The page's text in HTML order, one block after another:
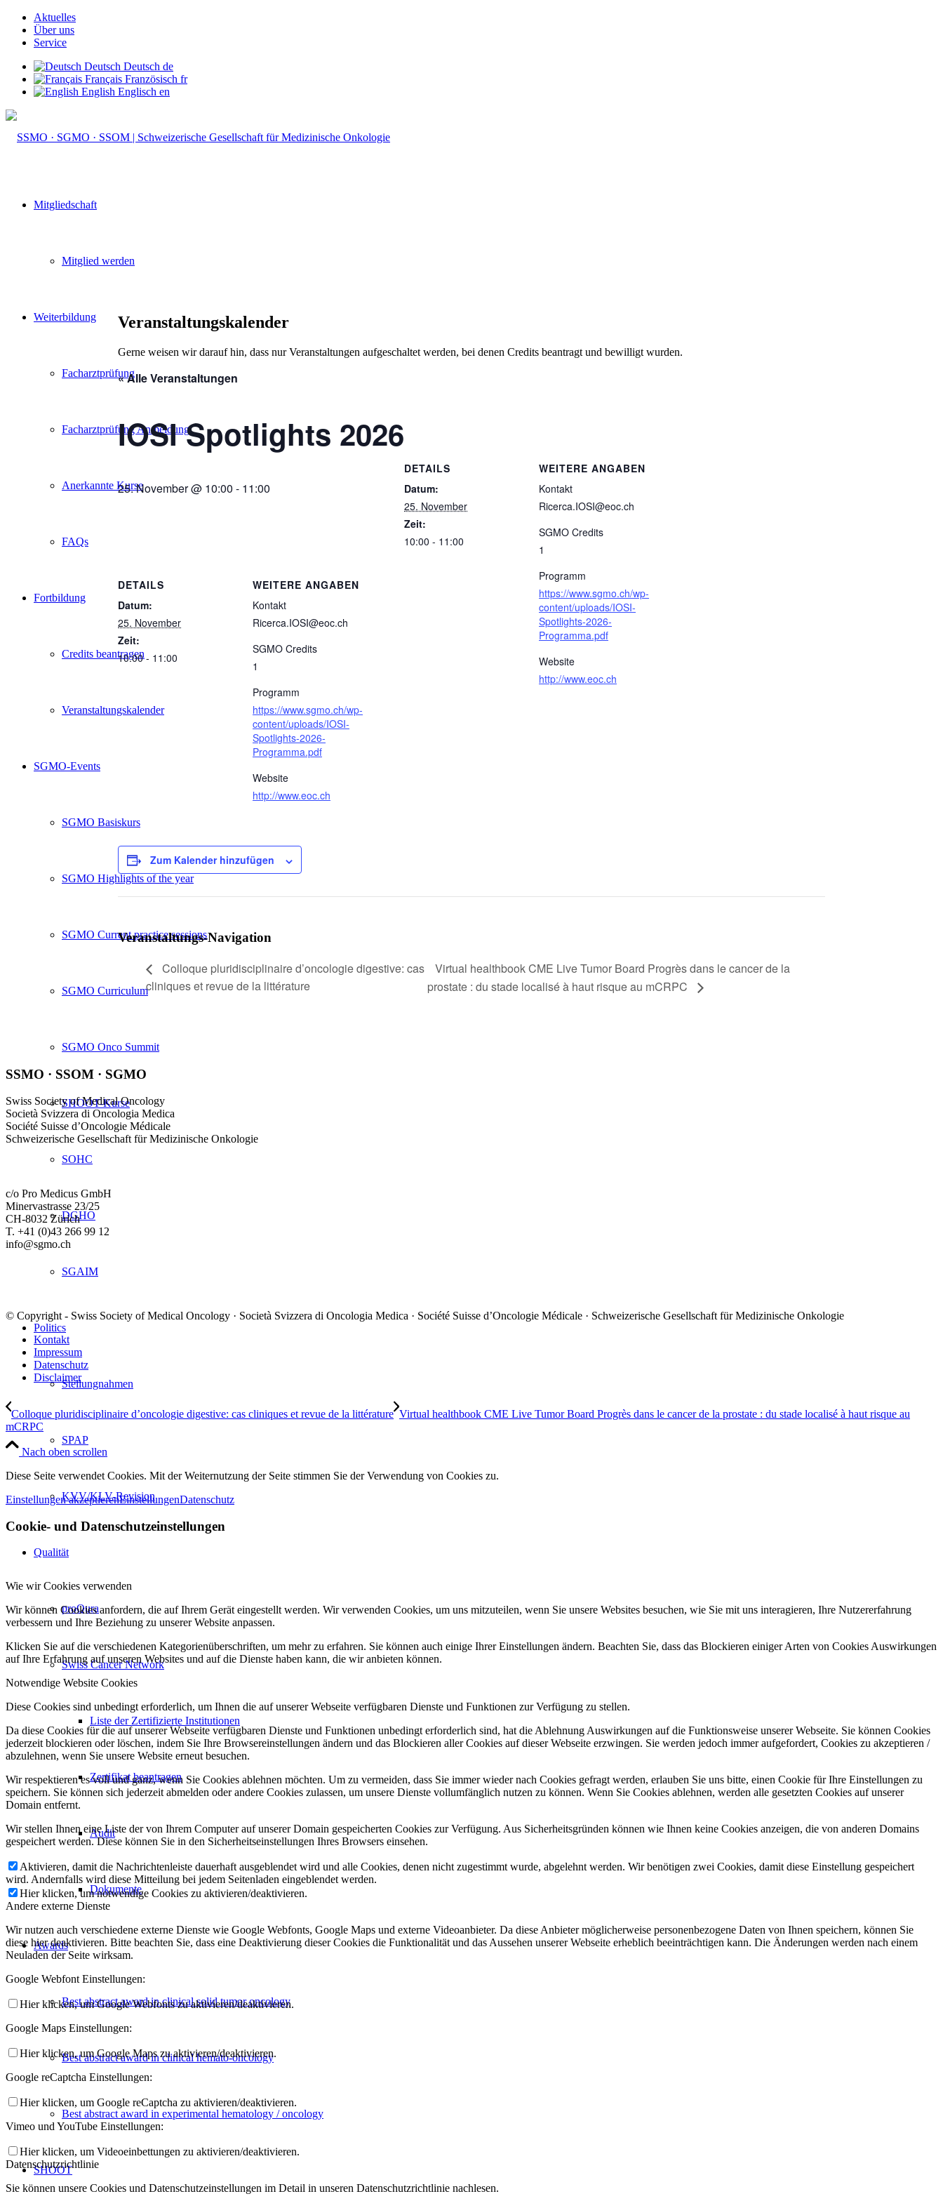
Aktuelles
Über uns
Service
Deutsch Deutsch de
Français Französisch fr
English Englisch en
Mitgliedschaft
Mitglied werden
Weiterbildung
Facharztprüfung
Facharztprüfung Anmeldung
Anerkannte Kurse
FAQs
Fortbildung
Credits beantragen
Veranstaltungskalender
SGMO-Events
SGMO Basiskurs
SGMO Highlights of the year
SGMO Current practice sessions
SGMO Curriculum
SGMO Onco Summit
SHOOT-Kurse
SOHC
DGHO
SGAIM
Politics
Stellungnahmen
SPAP
KVV/KLV-Revision
Qualität
proQura
Swiss Cancer Network
Liste der Zertifizierte Institutionen
Zertifikat beantragen
Audit
Dokumente
Awards
Best abstract award in clinical solid tumor oncology
Best abstract award in clinical hemato-oncology
Best abstract award in experimental hematology / oncology
SHOOT
Veranstaltungskalender
Gerne weisen wir darauf hin, dass nur Veranstaltungen aufgeschaltet werden, bei denen Credits beantragt und bewilligt wurden.
« Alle Veranstaltungen
IOSI Spotlights 2026
25. November @ 10:00 - 11:00
DETAILS
Datum:
25. November
Zeit:
10:00 - 11:00
WEITERE ANGABEN
Kontakt
Ricerca.IOSI@eoc.ch
SGMO Credits
1
Programm
https://www.sgmo.ch/wp-
content/uploads/IOSI-
Spotlights-2026-
Programma.pdf
Website
http://www.eoc.ch
Zum Kalender hinzufügen
DETAILS
Datum:
25. November
Zeit:
10:00 - 11:00
WEITERE ANGABEN
Kontakt
Ricerca.IOSI@eoc.ch
SGMO Credits
1
Programm
https://www.sgmo.ch/wp-
content/uploads/IOSI-
Spotlights-2026-
Programma.pdf
Website
http://www.eoc.ch
Veranstaltungs-Navigation
Colloque pluridisciplinaire d’oncologie digestive: cas
cliniques et revue de la littérature
Virtual healthbook CME Live Tumor Board Progrès dans le cancer de la
prostate : du stade localisé à haut risque au mCRPC
SSMO · SSOM · SGMO
Swiss Society of Medical Oncology
Società Svizzera di Oncologia Medica
Société Suisse d’Oncologie Médicale
Schweizerische Gesellschaft für Medizinische Onkologie
c/o Pro Medicus GmbH
Minervastrasse 23/25
CH-8032 Zürich
T. +41 (0)43 266 99 12
info@sgmo.ch
© Copyright - Swiss Society of Medical Oncology · Società Svizzera di Oncologia Medica · Société Suisse d’Oncologie Médicale · Schweizerische Gesellschaft für Medizinische Onkologie
Kontakt
Impressum
Datenschutz
Disclaimer
Colloque pluridisciplinaire d’oncologie digestive: cas cliniques et revue de la littérature Virtual healthbook CME Live Tumor Board Progrès dans le cancer de la prostate : du stade localisé à haut risque au
mCRPC
Nach oben scrollen
Diese Seite verwendet Cookies. Mit der Weiternutzung der Seite stimmen Sie der Verwendung von Cookies zu.
Einstellungen akzeptierenEinstellungenDatenschutz
Cookie- und Datenschutzeinstellungen
Wie wir Cookies verwenden
Wir können Cookies anfordern, die auf Ihrem Gerät eingestellt werden. Wir verwenden Cookies, um uns mitzuteilen, wenn Sie unsere Websites besuchen, wie Sie mit uns interagieren, Ihre Nutzererfahrung
verbessern und Ihre Beziehung zu unserer Website anpassen.
Klicken Sie auf die verschiedenen Kategorienüberschriften, um mehr zu erfahren. Sie können auch einige Ihrer Einstellungen ändern. Beachten Sie, dass das Blockieren einiger Arten von Cookies Auswirkungen
auf Ihre Erfahrung auf unseren Websites und auf die Dienste haben kann, die wir anbieten können.
Notwendige Website Cookies
Diese Cookies sind unbedingt erforderlich, um Ihnen die auf unserer Webseite verfügbaren Dienste und Funktionen zur Verfügung zu stellen.
Da diese Cookies für die auf unserer Webseite verfügbaren Dienste und Funktionen unbedingt erforderlich sind, hat die Ablehnung Auswirkungen auf die Funktionsweise unserer Webseite. Sie können Cookies
jederzeit blockieren oder löschen, indem Sie Ihre Browsereinstellungen ändern und das Blockieren aller Cookies auf dieser Webseite erzwingen. Sie werden jedoch immer aufgefordert, Cookies zu akzeptieren /
abzulehnen, wenn Sie unsere Website erneut besuchen.
Wir respektieren es voll und ganz, wenn Sie Cookies ablehnen möchten. Um zu vermeiden, dass Sie immer wieder nach Cookies gefragt werden, erlauben Sie uns bitte, einen Cookie für Ihre Einstellungen zu
speichern. Sie können sich jederzeit abmelden oder andere Cookies zulassen, um unsere Dienste vollumfänglich nutzen zu können. Wenn Sie Cookies ablehnen, werden alle gesetzten Cookies auf unserer
Domain entfernt.
Wir stellen Ihnen eine Liste der von Ihrem Computer auf unserer Domain gespeicherten Cookies zur Verfügung. Aus Sicherheitsgründen können wie Ihnen keine Cookies anzeigen, die von anderen Domains
gespeichert werden. Diese können Sie in den Sicherheitseinstellungen Ihres Browsers einsehen.
Aktivieren, damit die Nachrichtenleiste dauerhaft ausgeblendet wird und alle Cookies, denen nicht zugestimmt wurde, abgelehnt werden. Wir benötigen zwei Cookies, damit diese Einstellung gespeichert
wird. Andernfalls wird diese Mitteilung bei jedem Seitenladen eingeblendet werden.
Hier klicken, um notwendige Cookies zu aktivieren/deaktivieren.
Andere externe Dienste
Wir nutzen auch verschiedene externe Dienste wie Google Webfonts, Google Maps und externe Videoanbieter. Da diese Anbieter möglicherweise personenbezogene Daten von Ihnen speichern, können Sie
diese hier deaktivieren. Bitte beachten Sie, dass eine Deaktivierung dieser Cookies die Funktionalität und das Aussehen unserer Webseite erheblich beeinträchtigen kann. Die Änderungen werden nach einem
Neuladen der Seite wirksam.
Google Webfont Einstellungen:
Hier klicken, um Google Webfonts zu aktivieren/deaktivieren.
Google Maps Einstellungen:
Hier klicken, um Google Maps zu aktivieren/deaktivieren.
Google reCaptcha Einstellungen:
Hier klicken, um Google reCaptcha zu aktivieren/deaktivieren.
Vimeo und YouTube Einstellungen:
Hier klicken, um Videoeinbettungen zu aktivieren/deaktivieren.
Datenschutzrichtlinie
Sie können unsere Cookies und Datenschutzeinstellungen im Detail in unseren Datenschutzrichtlinie nachlesen.